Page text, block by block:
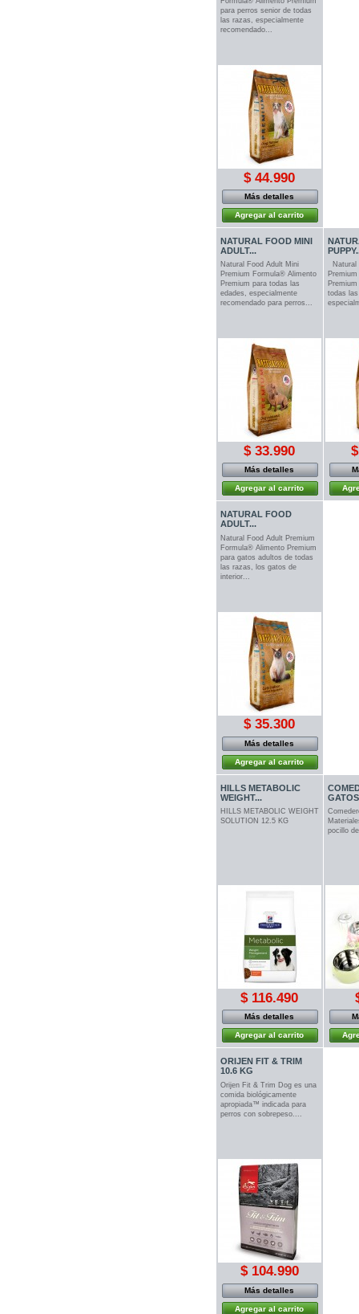
para perros senior de todas
las razas, especialmente
recomendado...
$ 44.990
Más detalles
Agregar al carrito
NATURAL FOOD MINI
ADULT...
Natural Food Adult Mini
Premium Formula® Alimento
Premium para todas las
edades, especialmente
recomendado para perros...
$ 33.990
Más detalles
Agregar al carrito
Natural
todas
NATURAL FOOD
ADULT...
Natural Food Adult Premium
Formula® Alimento Premium
para gatos adultos de todas
las razas, los gatos de
interior...
$ 35.300
Más detalles
Agregar al carrito
HILLS METABOLIC
WEIGHT...
HILLS METABOLIC WEIGHT
SOLUTION 12.5 KG
$ 116.490
Más detalles
Agregar al carrito
GATOS
pocillo
ORIJEN FIT & TRIM
10.6 KG
Orijen Fit & Trim Dog es una
comida biológicamente
apropiada™ indicada para
perros con sobrepeso....
$ 104.990
Más detalles
Agregar al carrito